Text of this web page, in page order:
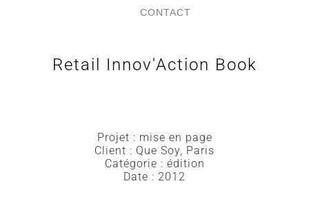
Retail Innov'Action Book
Projet : mise en page
Client : Que Soy, Paris
Catégorie : édition
Date : 2012
CONTACT